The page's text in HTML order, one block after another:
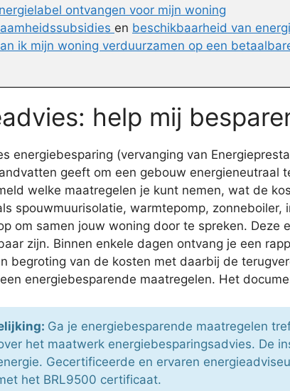
ontvangen voor mijn woning
en beschikbaarheid van
ik mijn woning verduurzamen op een
help mij
energiebesparing (vervanging van
geeft om een gebouw
welke maatregelen je kunt nemen, wat de
spouwmuurisolatie, warmtepomp,
om samen jouw woning door te spreken.
zijn. Binnen enkele dagen ontvang je een
begroting van de kosten met daarbij de
energiebesparende maatregelen. Het
Ga je energiebesparende maatregelen
het maatwerk energiebesparingsadvies. De
Gecertificeerde en ervaren
het BRL9500 certificaat.